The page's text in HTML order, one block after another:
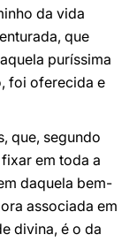
da vida
que
puríssima
foi oferecida e
que, segundo
em toda a
daquela bem-
associada em
divina, é o da